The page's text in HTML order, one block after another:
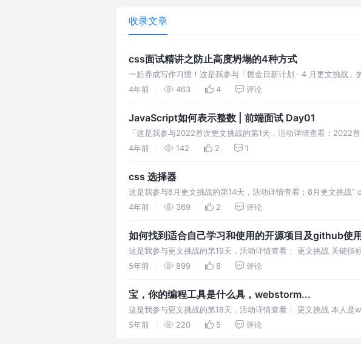
收录文章
css面试精讲之防止高度坍塌的4种方式
一起养成写作习惯！这是我参与「掘金日新计划 · 4 月更文挑战
1.为父元素纸质overflow:hid
4年前 463 4 评论
JavaScript如何表示整数 | 前端面试 Day01
「这是我参与2022首次更文挑战的第1天，活动详情查看：
使整数也是如此。所以，1与1.0相
4年前 142 2 1
css 选择器
这是我参与8月更文挑战的第14天，活动详情查看：8月更文挑战
选择器都是由简单选择器组合而成，这可
4年前 369 2 评论
如何找到适合自己学习和使用的开源项目及github使
这是我参与更文挑战的第19天，活动详情查看： 更文挑战 关键
索，选择相对应的技术栈。其次要明白自己的水平，选择相
5年前 899 8 评论
宝，你的编程工具是什么具，webstorm...
这是我参与更文挑战的第18天，活动详情查看： 更文挑战 本人
不用装很多插件即可使用， 无论项目有多大，
5年前 220 5 评论